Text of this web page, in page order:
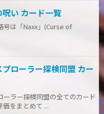
い カード一覧
号は「Naxx」(Curse of
ローラー探検同盟 カー
ーラー探検同盟の全てのカード
価をまとめて ...